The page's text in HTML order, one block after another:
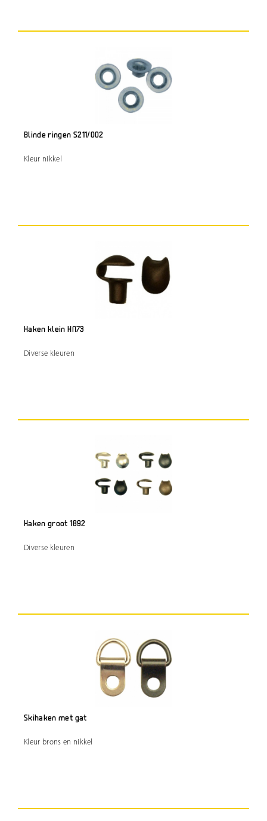
Blinde ringen S211/002
Kleur nikkel
Haken klein HN73
Diverse kleuren
Haken groot 1892
Diverse kleuren
Skihaken met gat
Kleur brons en nikkel